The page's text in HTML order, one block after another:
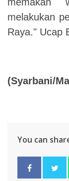
melakukan
Raya." Ucap
(Syarbani/
You can